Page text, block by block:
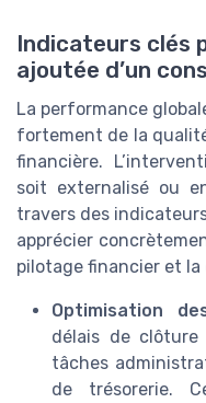
Indicateurs clés
ajoutée d’un
La performance
fortement de la
financière.
soit externalisé ou
travers des
apprécier
pilotage financier et
Optimisation
délais de clôture
tâches
de trésorerie.